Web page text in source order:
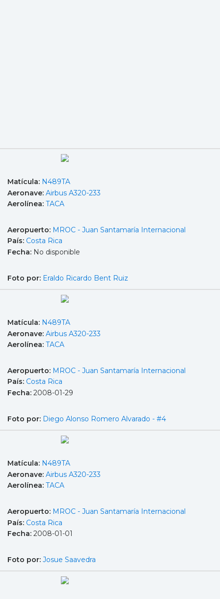
Matícula: N489TA
Aeronave: Airbus A320-233
Aerolínea: TACA
Aeropuerto: MROC - Juan Santamaría Internacional
País: Costa Rica
Fecha: No disponible
Foto por: Eraldo Ricardo Bent Ruiz
Matícula: N489TA
Aeronave: Airbus A320-233
Aerolínea: TACA
Aeropuerto: MROC - Juan Santamaría Internacional
País: Costa Rica
Fecha: 2008-01-29
Foto por: Diego Alonso Romero Alvarado - #4
Matícula: N489TA
Aeronave: Airbus A320-233
Aerolínea: TACA
Aeropuerto: MROC - Juan Santamaría Internacional
País: Costa Rica
Fecha: 2008-01-01
Foto por: Josue Saavedra